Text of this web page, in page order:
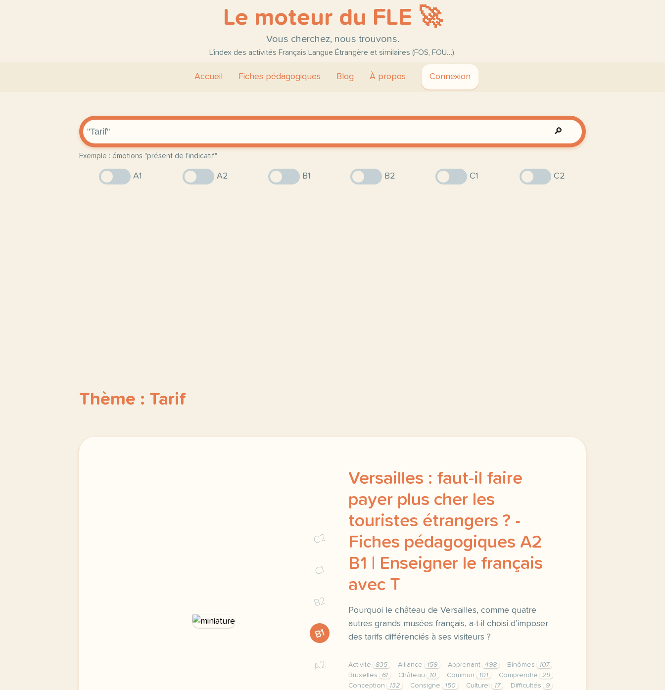
Le moteur du FLE 🚀
Vous cherchez, nous trouvons.
L'index des activités Français Langue Étrangère et similaires (FOS, FOU…).
Accueil Fiches pédagogiques Blog À propos Connexion
🔎
Exemple : émotions "présent de l'indicatif"
A1 A2 B1 B2 C1 C2
Thème : Tarif
C2
C1
B2
B1
A2
Versailles : faut-il faire
payer plus cher les
touristes étrangers ? -
Fiches pédagogiques A2
B1 | Enseigner le français
avec T
Pourquoi le château de Versailles, comme quatre
autres grands musées français, a-t-il choisi d’imposer
des tarifs différenciés à ses visiteurs ?
Activité 835 Alliance 159 Apprenant 498 Binômes
107
Bruxelles
61 Château 10 Commun 101 Comprendre
29
Conception
132 Consigne 150 Culturel 17 Difficultés
9